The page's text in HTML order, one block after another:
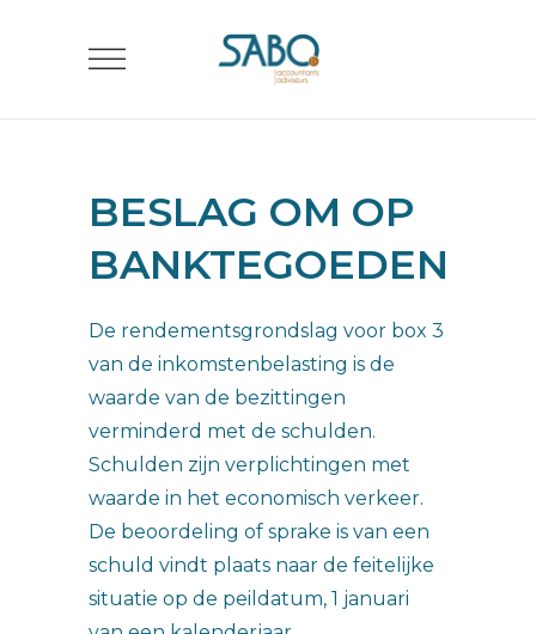
BESLAG OM OP
BANKTEGOEDEN
De rendementsgrondslag voor box 3
van de inkomstenbelasting is de
waarde van de bezittingen
verminderd met de schulden.
Schulden zijn verplichtingen met
waarde in het economisch verkeer.
De beoordeling of sprake is van een
schuld vindt plaats naar de feitelijke
situatie op de peildatum, 1 januari